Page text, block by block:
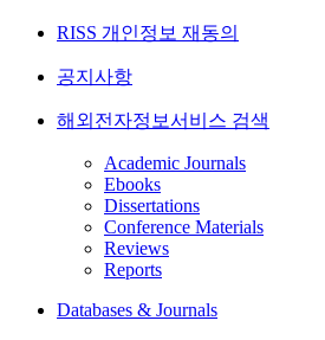
RISS 개인정보 재동의
공지사항
해외전자정보서비스 검색
Academic Journals
Ebooks
Dissertations
Conference Materials
Reviews
Reports
Databases & Journals